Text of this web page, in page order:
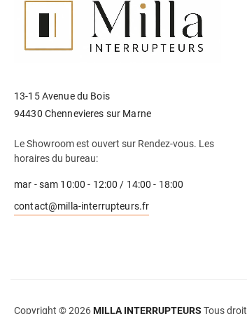
13-15 Avenue du Bois
94430 Chennevieres sur Marne
Le Showroom est ouvert sur Rendez-vous. Les
horaires du bureau:
mar - sam 10:00 - 12:00 / 14:00 - 18:00
contact@milla-interrupteurs.fr
Copyright © 2026MILLA INTERRUPTEURS Tous